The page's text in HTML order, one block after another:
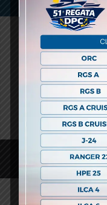
julho 01, 2016 - 0
© 2020 Clube